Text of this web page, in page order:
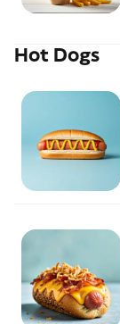
Hot Dogs